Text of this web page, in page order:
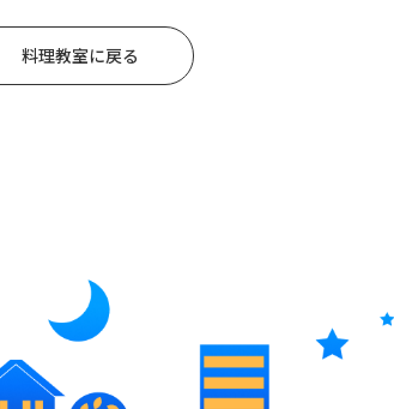
料理教室に戻る